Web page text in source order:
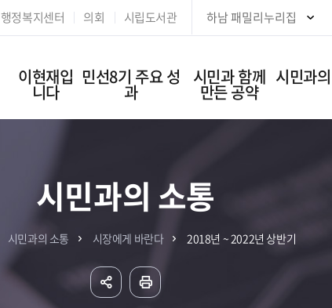
본문 바로가기
행정복지센터 의회 시립도서관 하남 패밀리누리집
이현재입
니다
민선8기 주요 성
과
시민과 함께
만든 공약
시민과
시민과의 소통
시민과의 소통 시장에게 바란다 2018년 ~ 2022년 상반기